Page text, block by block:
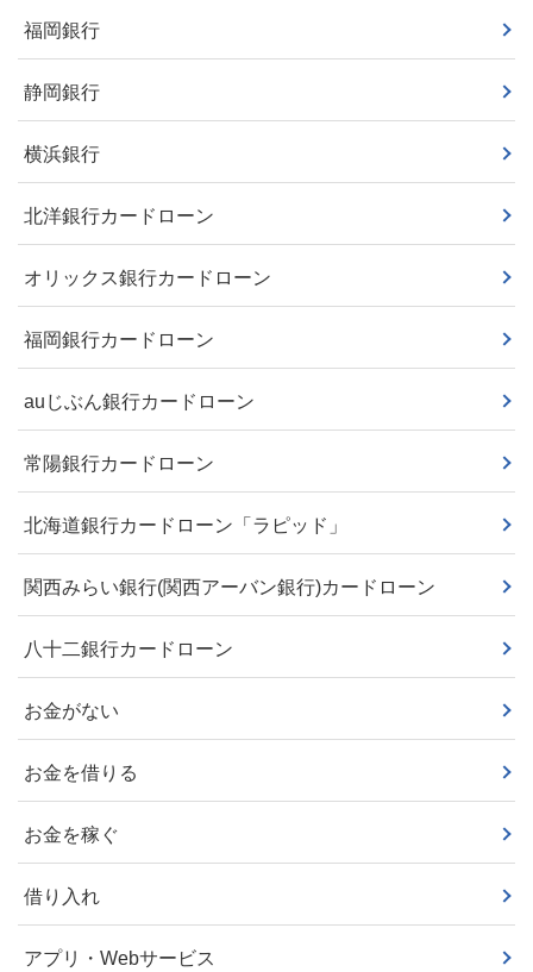
福岡銀行
静岡銀行
横浜銀行
北洋銀行カードローン
オリックス銀行カードローン
福岡銀行カードローン
auじぶん銀行カードローン
常陽銀行カードローン
北海道銀行カードローン「ラピッド」
関西みらい銀行(関西アーバン銀行)カードローン
八十二銀行カードローン
お金がない
お金を借りる
お金を稼ぐ
借り入れ
アプリ・Webサービス